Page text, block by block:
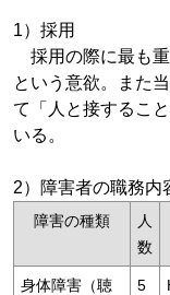
1）採用
採用の際に最も重
という意欲。また
て「人と接するこ
いる。
2）障害者の職務内
障害の種類
人
数
身体障害（聴
5